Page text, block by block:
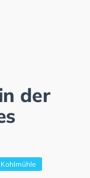
der
Kohlmühle